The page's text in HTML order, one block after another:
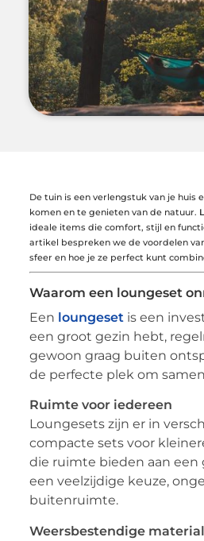
De tuin is een verlengstuk van je
komen en te genieten van de natuur.
ideale items die comfort, stijl en
artikel bespreken we de voordelen
sfeer en hoe je ze perfect kunt
Waarom een loungeset
Een loungesetis een
een groot gezin hebt,
gewoon graag buiten
de perfecte plek om
Ruimte voor iedereen
Loungesets zijn er in
compacte sets voor
die ruimte bieden aan
een veelzijdige keuze,
buitenruimte.
Weersbestendige